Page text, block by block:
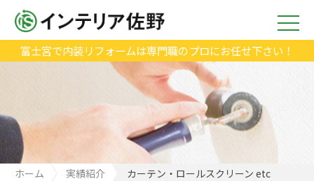
富士宮で内装リフォームは専門職のプロにお任せ下さい！
ホーム 実績紹介 カーテン・ロールスクリーン etc